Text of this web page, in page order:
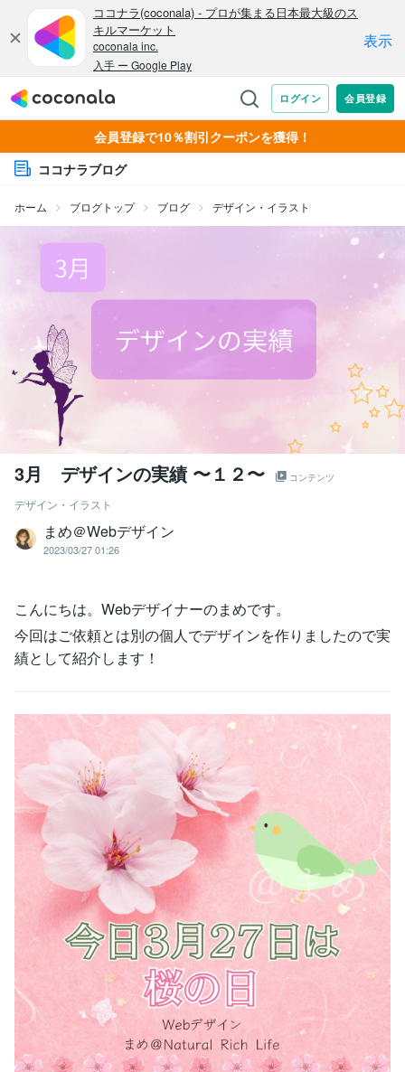
会員登録で10％割引クーポンを獲得！
ココナラブログ
ホーム ブログトップ ブログ デザイン・イラスト
3月 デザインの実績 〜１２〜 コンテンツ
デザイン・イラスト
まめ＠Webデザイン
2023/03/27 01:26
こんにちは。Webデザイナーのまめです。
今回はご依頼とは別の個人でデザインを作りましたので実
績として紹介します！